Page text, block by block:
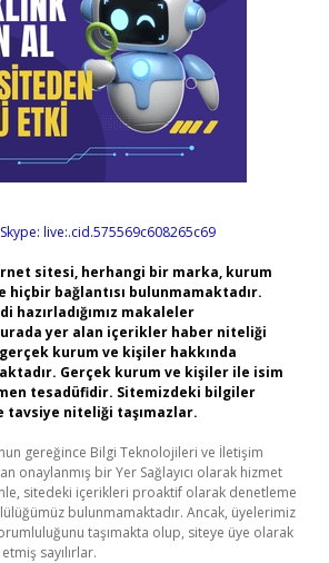
Skype: live:.cid.575569c608265c69
sitesi, herhangi bir marka, kurum
hiçbir bağlantısı bulunmamaktadır.
hazırladığımız makaleler
yer alan içerikler haber niteliği
kurum ve kişiler hakkında
Gerçek kurum ve kişiler ile isim
tesadüfidir. Sitemizdeki bilgiler
tavsiye niteliği taşımazlar.
gereğince Bilgi Teknolojileri ve İletişim
onaylanmış bir Yer Sağlayıcı olarak hizmet
sitedeki içerikleri proaktif olarak denetleme
bulunmamaktadır. Ancak, üyelerimiz
taşımakta olup, siteye üye olarak
sayılırlar.